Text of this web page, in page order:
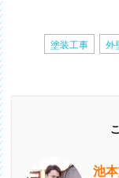
塗装工事 外
池